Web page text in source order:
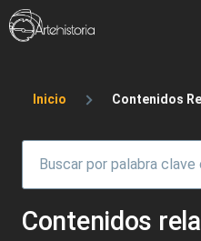
Pasar al contenido principal
Sobrescribir
Inicio Contenidos
Contenidos